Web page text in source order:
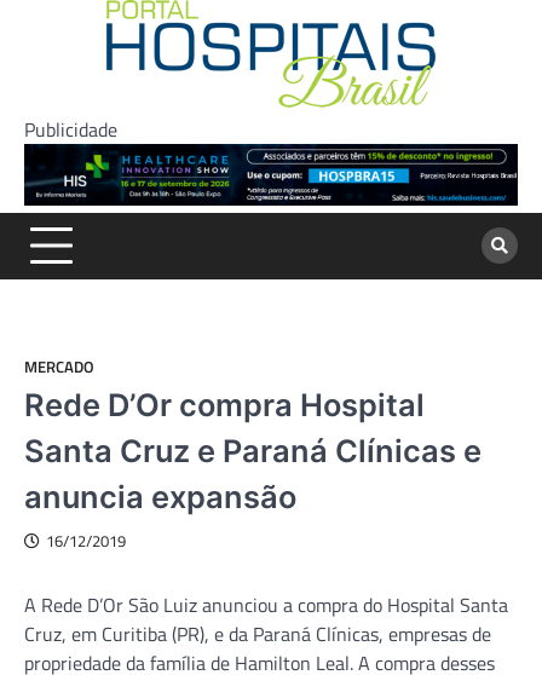
Publicidade
MERCADO
Rede D’Or compra Hospital
Santa Cruz e Paraná Clínicas e
anuncia expansão
16/12/2019
A Rede D’Or São Luiz anunciou a compra do Hospital Santa
Cruz, em Curitiba (PR), e da Paraná Clínicas, empresas de
propriedade da família de Hamilton Leal. A compra desses